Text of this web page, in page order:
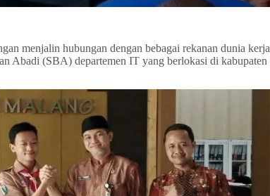
menjalin hubungan dengan bebagai rekanan dunia kerja
Abadi (SBA) departemen IT yang berlokasi di kabupaten